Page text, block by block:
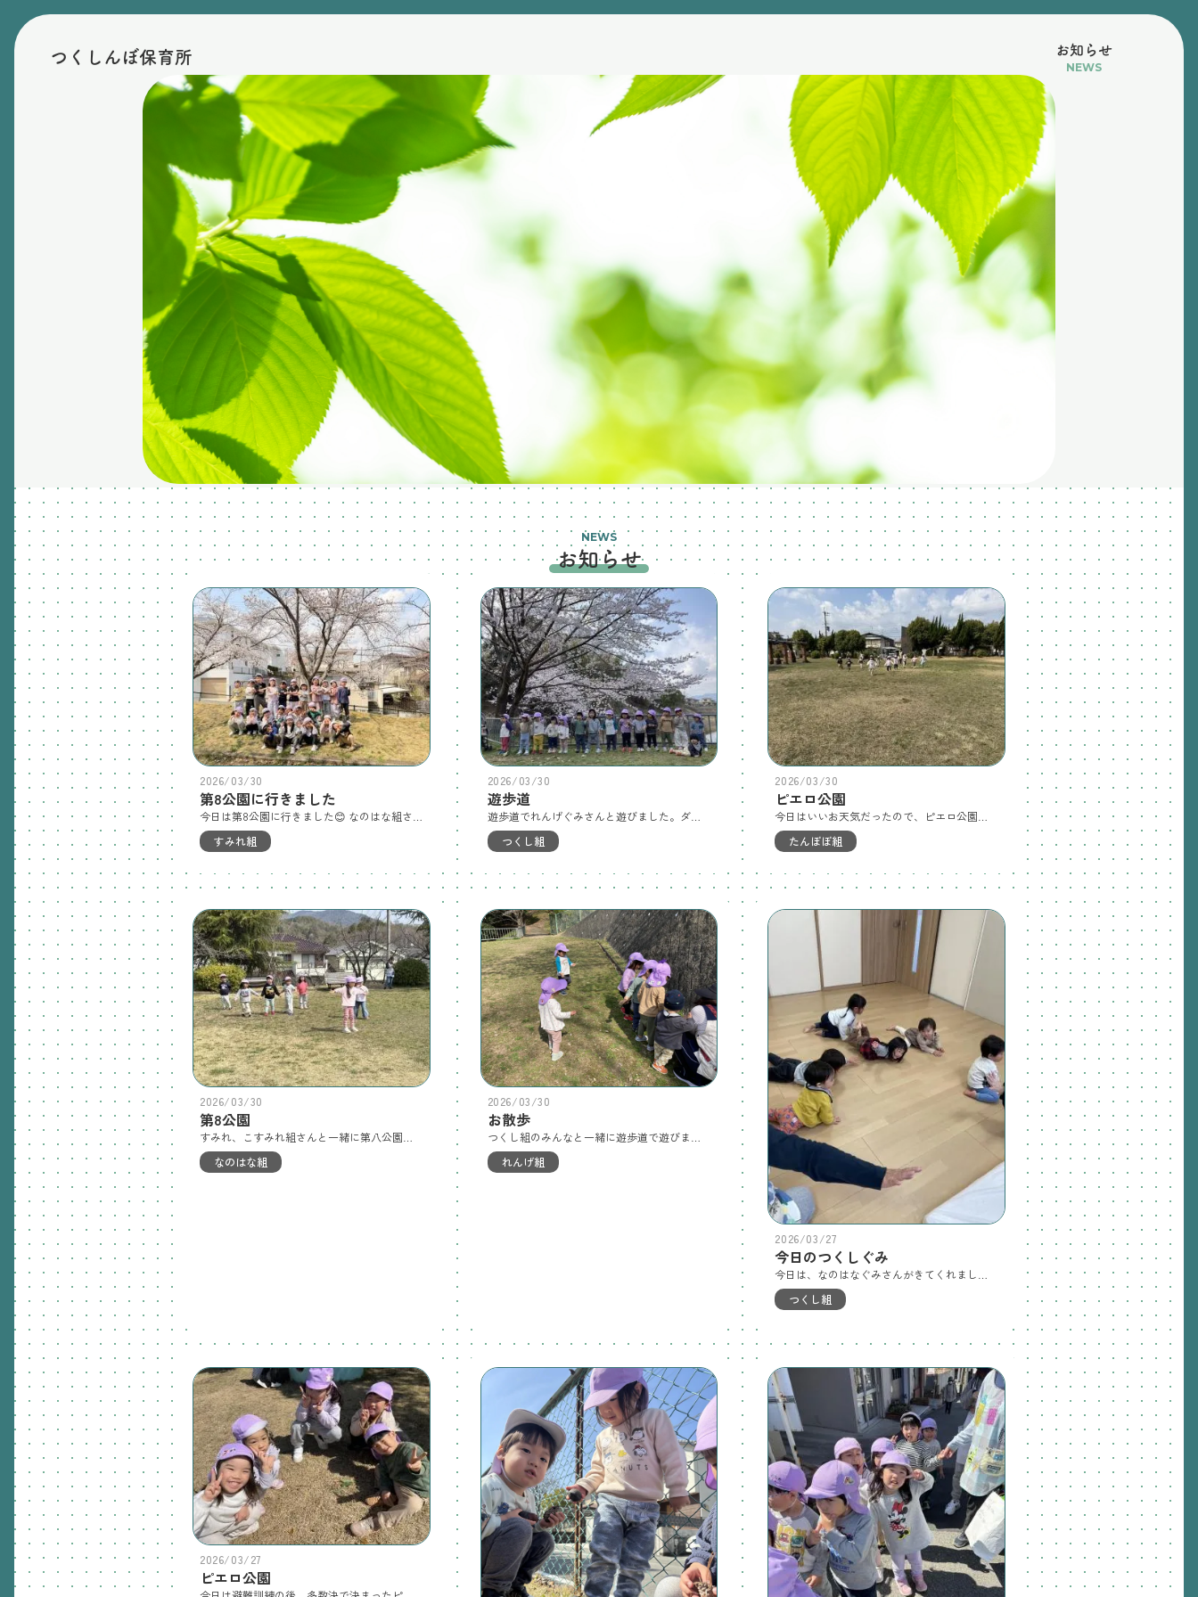
つくしんぼ保育所 お知らせ
NEWS
NEWS
お知らせ
2026/03/30
第8公園に行きました
すみれ組
2026/03/30
遊歩道
遊歩道でれんげぐみさんと遊びました。ダンゴムシを見つけてそっと触っていました。桜もとてもキレイでした。今年度、まだ後１日ありますが、よいこネットは最後です1年間、ありがとうございました😊
つくし組
2026/03/30
ピエロ公園
たんぽぽ組
2026/03/30
第8公園
なのはな組
2026/03/30
お散歩
れんげ組
2026/03/27
今日のつくしぐみ
つくし組
2026/03/27
ピエロ公園